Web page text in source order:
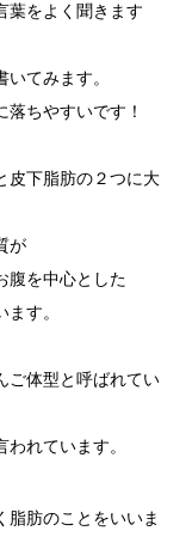
葉をよく聞きます
てみます。
ちやすいです！
皮下脂肪の２つに大
が
腹を中心とした
す。
ご体型と呼ばれてい
れています。
脂肪のことをいいま